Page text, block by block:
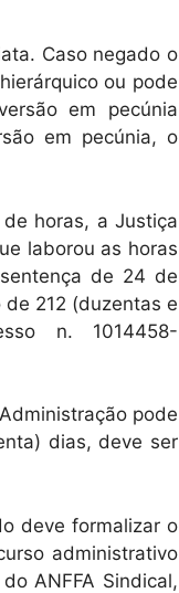
Caso negado o
ou pode
em pecúnia
em pecúnia, o
horas, a Justiça
laborou as horas
de 24 de
de 212 (duzentas e
n. 1014458-
pode
dias, deve ser
deve formalizar o
administrativo
ANFFA Sindical,